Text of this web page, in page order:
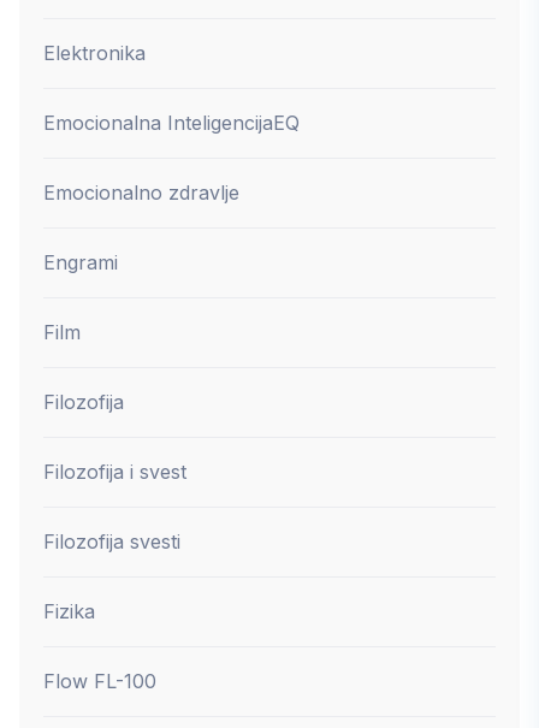
Elektronika
Emocionalna InteligencijaEQ
Emocionalno zdravlje
Engrami
Film
Filozofija
Filozofija i svest
Filozofija svesti
Fizika
Flow FL-100